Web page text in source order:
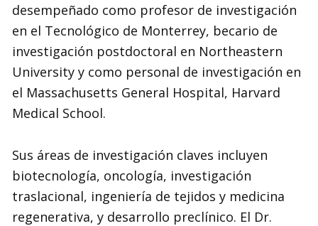
desempeñado como profesor de investigación
en el Tecnológico de Monterrey, becario de
investigación postdoctoral en Northeastern
University y como personal de investigación en
el Massachusetts General Hospital, Harvard
Medical School.
Sus áreas de investigación claves incluyen
biotecnología, oncología, investigación
traslacional, ingeniería de tejidos y medicina
regenerativa, y desarrollo preclínico. El Dr.